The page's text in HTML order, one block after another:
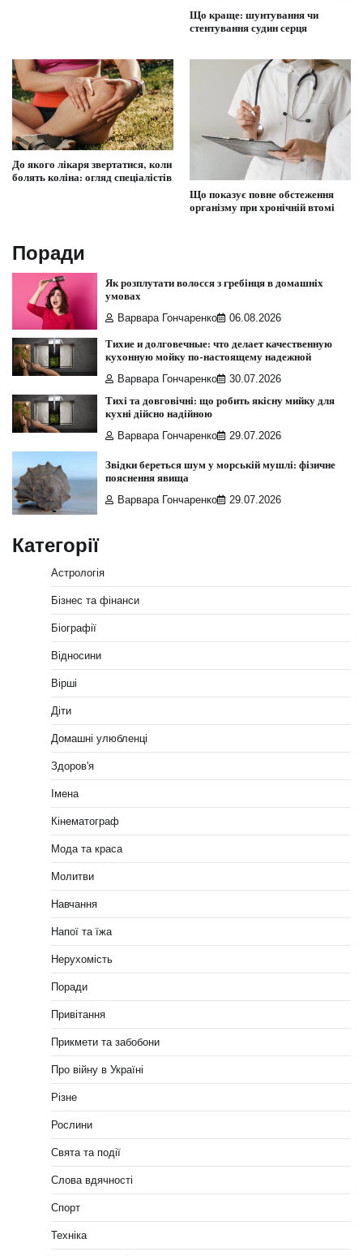
Що краще: шунтування чи
стентування судин серця
До якого лікаря звертатися, коли
болять коліна: огляд спеціалістів
Що показує повне обстеження
організму при хронічній втомі
Поради
Як розплутати волосся з гребінця в домашніх
умовах
Варвара Гончаренко 06.08.2026
Тихие и долговечные: что делает качественную
кухонную мойку по-настоящему надежной
Варвара Гончаренко 30.07.2026
Тихі та довговічні: що робить якісну мийку для
кухні дійсно надійною
Варвара Гончаренко 29.07.2026
Звідки береться шум у морській мушлі: фізичне
пояснення явища
Варвара Гончаренко 29.07.2026
Категорії
Астрологія
Бізнес та фінанси
Біографії
Відносини
Вірші
Діти
Домашні улюбленці
Здоров'я
Імена
Кінематограф
Мода та краса
Молитви
Навчання
Напої та їжа
Нерухомість
Поради
Привітання
Прикмети та забобони
Про війну в Україні
Різне
Рослини
Свята та події
Слова вдячності
Спорт
Техніка